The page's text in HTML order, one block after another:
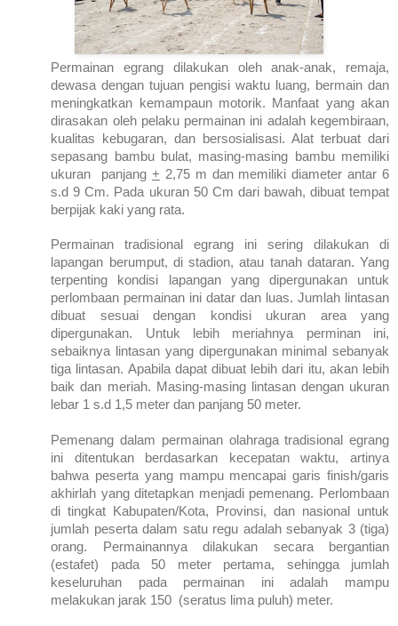
Permainan egrang dilakukan oleh anak-anak, remaja,
dewasa dengan tujuan pengisi waktu luang, bermain dan
meningkatkan kemampaun motorik. Manfaat yang akan
dirasakan oleh pelaku permainan ini adalah kegembiraan,
kualitas kebugaran, dan bersosialisasi. Alat terbuat dari
sepasang bambu bulat, masing-masing bambu memiliki
ukuran panjang + 2,75 m dan memiliki diameter antar 6
s.d 9 Cm. Pada ukuran 50 Cm dari bawah, dibuat tempat
berpijak kaki yang rata.
Permainan tradisional egrang ini sering dilakukan di
lapangan berumput, di stadion, atau tanah dataran. Yang
terpenting kondisi lapangan yang dipergunakan untuk
perlombaan permainan ini datar dan luas. Jumlah lintasan
dibuat sesuai dengan kondisi ukuran area yang
dipergunakan. Untuk lebih meriahnya perminan ini,
sebaiknya lintasan yang dipergunakan minimal sebanyak
tiga lintasan. Apabila dapat dibuat lebih dari itu, akan lebih
baik dan meriah. Masing-masing lintasan dengan ukuran
lebar 1 s.d 1,5 meter dan panjang 50 meter.
Pemenang dalam permainan olahraga tradisional egrang
ini ditentukan berdasarkan kecepatan waktu, artinya
bahwa peserta yang mampu mencapai garis finish/garis
akhirlah yang ditetapkan menjadi pemenang. Perlombaan
di tingkat Kabupaten/Kota, Provinsi, dan nasional untuk
jumlah peserta dalam satu regu adalah sebanyak 3 (tiga)
orang. Permainannya dilakukan secara bergantian
(estafet) pada 50 meter pertama, sehingga jumlah
keseluruhan pada permainan ini adalah mampu
melakukan jarak 150 (seratus lima puluh) meter.